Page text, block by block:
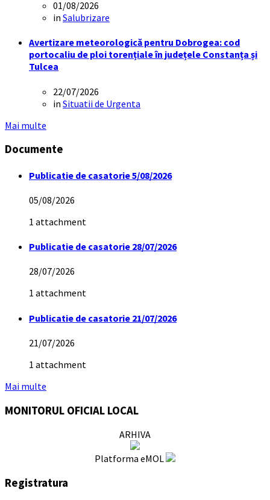
01/08/2026
in Salubrizare
Avertizare meteorologică pentru Dobrogea: cod
portocaliu de ploi torențiale în județele Constanța și
Tulcea
22/07/2026
in Situatii de Urgenta
Mai multe
Documente
Publicatie de casatorie 5/08/2026
05/08/2026
1 attachment
Publicatie de casatorie 28/07/2026
28/07/2026
1 attachment
Publicatie de casatorie 21/07/2026
21/07/2026
1 attachment
Mai multe
MONITORUL OFICIAL LOCAL
ARHIVA
Platforma eMOL
Registratura